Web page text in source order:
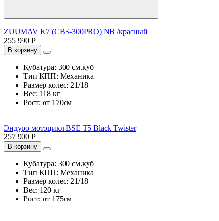
ZUUMAV K7 (CBS-300PRO) NB /красный
255 990 Р
В корзину
Кубатура: 300 см.куб
Тип КПП: Механика
Размер колес: 21/18
Вес: 118 кг
Рост: от 170см
Эндуро мотоцикл BSE T5 Black Twister
257 900 Р
В корзину
Кубатура: 300 см.куб
Тип КПП: Механика
Размер колес: 21/18
Вес: 120 кг
Рост: от 175см